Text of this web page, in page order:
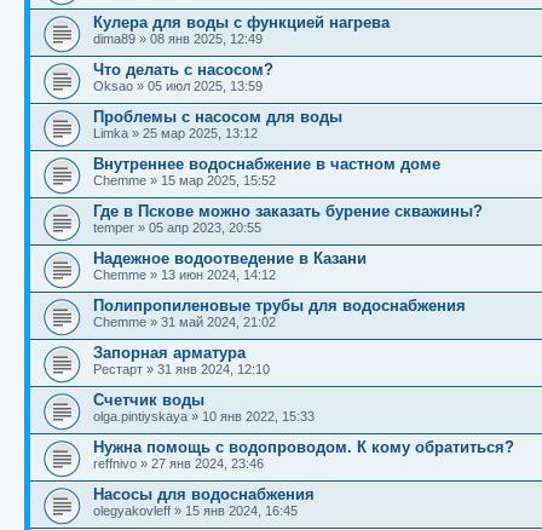
Кулера для воды с функцией нагрева
dima89 » 08 янв 2025, 12:49
Что делать с насосом?
Oksao » 05 июл 2025, 13:59
Проблемы с насосом для воды
Limka » 25 мар 2025, 13:12
Внутреннее водоснабжение в частном доме
Chemme » 15 мар 2025, 15:52
Где в Пскове можно заказать бурение скважины?
temper » 05 апр 2023, 20:55
Надежное водоотведение в Казани
Chemme » 13 июн 2024, 14:12
Полипропиленовые трубы для водоснабжения
Chemme » 31 май 2024, 21:02
Запорная арматура
Рестарт » 31 янв 2024, 12:10
Счетчик воды
olga.pintiyskaya » 10 янв 2022, 15:33
Нужна помощь с водопроводом. К кому обратиться?
reffnivo » 27 янв 2024, 23:46
Насосы для водоснабжения
olegyakovleff » 15 янв 2024, 16:45